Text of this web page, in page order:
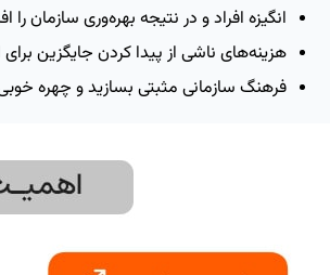
انگیزه افراد و در نتیجه بهره‌وری سازمان
هزینه‌های ناشی از پیدا کردن جایگزین
فرهنگ سازمانی مثبتی بسازید و چهره